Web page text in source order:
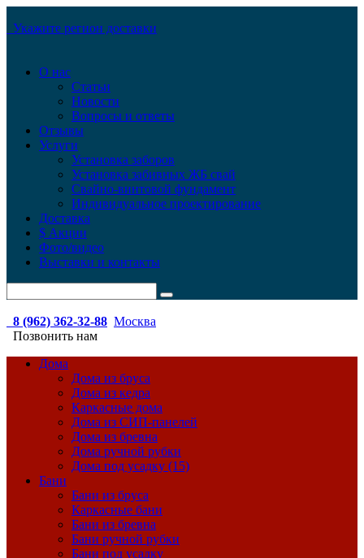
Укажите регион доставки
О нас
Статьи
Новости
Вопросы и ответы
Отзывы
Услуги
Установка заборов
Установка забивных ЖБ свай
Свайно-винтовой фундамент
Индивидуальное проектирование
Доставка
$ Акции
Фото/видео
Выставки и контакты
8 (962) 362-32-88 Москва
Позвонить нам
Дома
Дома из бруса
Дома из кедра
Каркасные дома
Дома из СИП-панелей
Дома из бревна
Дома ручной рубки
Дома под усадку (15)
Бани
Бани из бруса
Каркасные бани
Бани из бревна
Бани ручной рубки
Бани под усадку